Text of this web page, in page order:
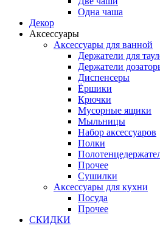
Одна чаша
Декор
Аксессуары
Аксессуары для ванной
Держатели для
Держатели
Диспенсеры
Ёршики
Крючки
Мусорные ящики
Мыльницы
Набор аксессуаров
Полки
Прочее
Сушилки
Аксессуары для кухни
Посуда
Прочее
СКИДКИ